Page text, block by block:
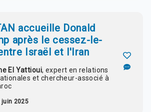
accueille Donald
après le cessez-le-
Israël et l'Iran
El Yattioui, expert en relations
et chercheur-associé à
juin 2025